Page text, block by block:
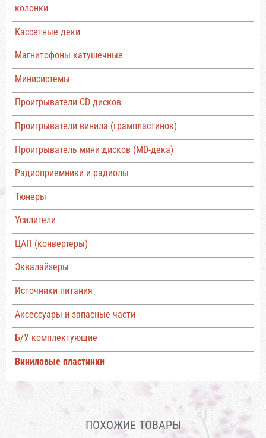
колонки
Кассетные деки
Магнитофоны катушечные
Минисистемы
Проигрыватели CD дисков
Проигрыватели винила (грампластинок)
Проигрыватель мини дисков (MD-дека)
Радиоприемники и радиолы
Тюнеры
Усилители
ЦАП (конвертеры)
Эквалайзеры
Источники питания
Аксессуары и запасные части
Б/У комплектующие
Виниловые пластинки
ПОХОЖИЕ ТОВАРЫ